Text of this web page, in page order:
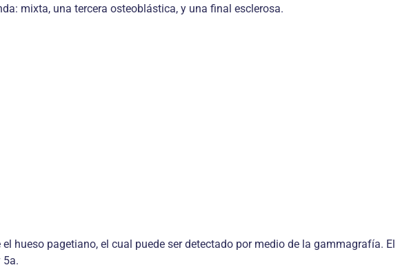
mixta, una tercera osteoblástica, y una final esclerosa.
hueso pagetiano, el cual puede ser detectado por medio de la gammagrafía. El
5a.